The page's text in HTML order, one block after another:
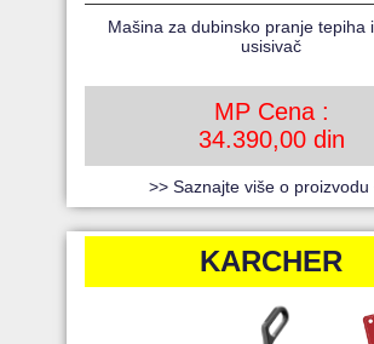
Mašina za dubinsko pranje tepiha
usisivač
MP Cena :
34.390,00 din
>> Saznajte više o proizvodu
KARCHER